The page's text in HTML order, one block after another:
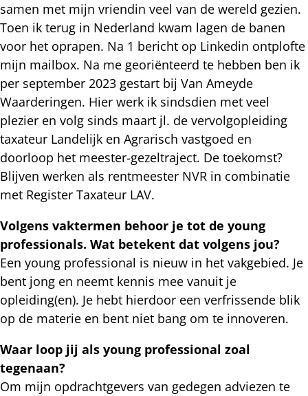
samen met mijn vriendin veel van de wereld gezien.
Toen ik terug in Nederland kwam lagen de banen
voor het oprapen. Na 1 bericht op Linkedin ontplofte
mijn mailbox. Na me georiënteerd te hebben ben ik
per september 2023 gestart bij Van Ameyde
Waarderingen. Hier werk ik sindsdien met veel
plezier en volg sinds maart jl. de vervolgopleiding
taxateur Landelijk en Agrarisch vastgoed en
doorloop het meester-gezeltraject. De toekomst?
Blijven werken als rentmeester NVR in combinatie
met Register Taxateur LAV.
Volgens vaktermen behoor je tot de young
professionals. Wat betekent dat volgens jou?
Een young professional is nieuw in het vakgebied. Je
bent jong en neemt kennis mee vanuit je
opleiding(en). Je hebt hierdoor een verfrissende blik
op de materie en bent niet bang om te innoveren.
Waar loop jij als young professional zoal
tegenaan?
Om mijn opdrachtgevers van gedegen adviezen te